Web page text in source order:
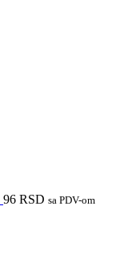
96 RSD sa PDV-om